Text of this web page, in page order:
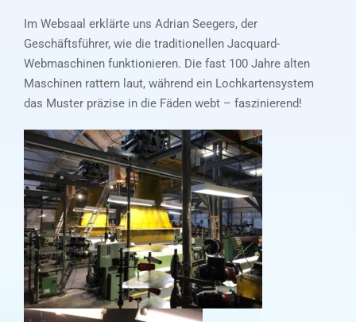
Im Websaal erklärte uns Adrian Seegers, der
Geschäftsführer, wie die traditionellen Jacquard-
Webmaschinen funktionieren. Die fast 100 Jahre alten
Maschinen rattern laut, während ein Lochkartensystem
das Muster präzise in die Fäden webt – faszinierend!